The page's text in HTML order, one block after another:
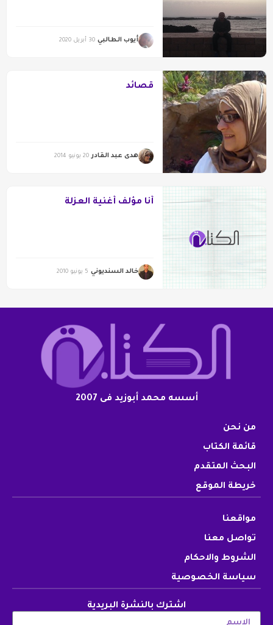
أيوب الطالبي 30 أبريل 2020
قصائد
هدى عبد القادر 20 يونيو 2014
أنا مؤلف أغنية العزلة
خالد السنديوني 5 يونيو 2010
أسسه محمد أبوزيد فى 2007
من نحن
قائمة الكتاب
البحث المتقدم
خريطة الموقع
مواقعنا
تواصل معنا
الشروط والاحكام
سياسة الخصوصية
اشترك بالنشرة البريدية